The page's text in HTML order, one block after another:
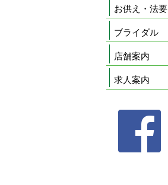
お供え・法要
ブライダル
店舗案内
求人案内